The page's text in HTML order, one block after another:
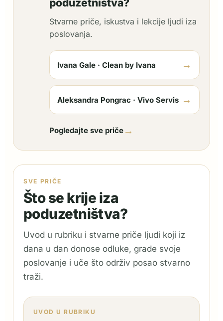
poduzetništva?
Stvarne priče, iskustva i lekcije ljudi iza
poslovanja.
Ivana Gale · Clean by Ivana →
Aleksandra Pongrac · Vivo Servis →
Pogledajte sve priče →
SVE PRIČE
Što se krije iza
poduzetništva?
Uvod u rubriku i stvarne priče ljudi koji iz
dana u dan donose odluke, grade svoje
poslovanje i uče što održiv posao stvarno
traži.
UVOD U RUBRIKU